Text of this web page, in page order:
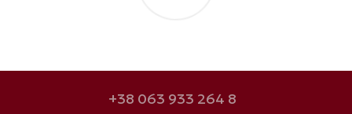
+38 063 933 264 8